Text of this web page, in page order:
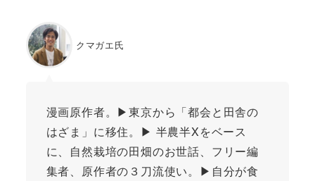
クマガエ氏
漫画原作者。▶︎東京から「都会と田舎の
はざま」に移住。▶︎ 半農半Xをベース
に、自然栽培の田畑のお世話、フリー編
集者、原作者の３刀流使い。▶︎自分が食